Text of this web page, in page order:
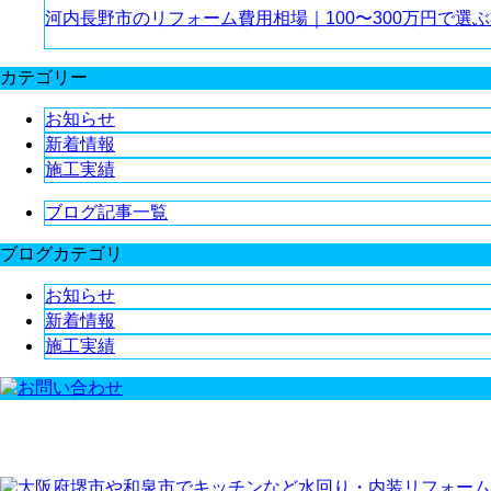
河内長野市のリフォーム費用相場｜100〜300万円で選
カテゴリー
お知らせ
新着情報
施工実績
ブログ記事一覧
ブログカテゴリ
お知らせ
新着情報
施工実績